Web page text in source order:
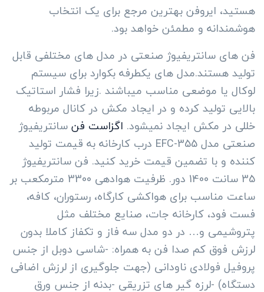
هستید، ایروفن بهترین مرجع برای یک انتخاب
هوشمندانه و مطمئن خواهد بود.
فن های سانتریفیوژ صنعتی در مدل های مختلفی قابل
تولید هستند.مدل های یکطرفه بکوارد برای سیستم
لوکال یا موضعی مناسب میباشند .زیرا فشار استاتیک
بالایی تولید کرده و در ایجاد مکش در کانال مربوطه
خللی در مکش ایجاد نمیشود. اگزاست فنسانتریفیوژ
صنعتی مدل EFC-355 درب کارخانه به قیمت تولید
کننده و با تضمین قیمت خرید کنید. فن سانتریفیوژ
35 سانت 1400 دور. ظرفیت هوادهی 3300 مترمکعب بر
ساعت مناسب برای هواکشی کارگاه، رستوران، کافه،
فست فود، کارخانه جات، صنایع مختلف مثل
پتروشیمی و… در دو مدل سه فاز و تکفاز کاملا بدون
لرزش فوق کم صدا فن به همراه: -شاسی دوبل از جنس
پروفیل فولادی ناودانی (جهت جلوگیری از لرزش اضافی
دستگاه) -لرزه گیر های تزریقی -بدنه از جنس ورق